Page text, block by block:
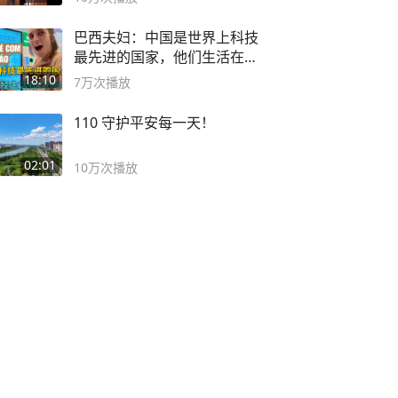
18:10
巴西夫妇：中国是世界上科技
最先进的国家，他们生活在
2999年
7万次播放
02:01
110 守护平安每一天！
10万次播放